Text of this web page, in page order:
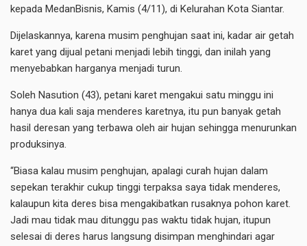
kepada MedanBisnis, Kamis (4/11), di Kelurahan Kota Siantar.
Dijelaskannya, karena musim penghujan saat ini, kadar air getah
karet yang dijual petani menjadi lebih tinggi, dan inilah yang
menyebabkan harganya menjadi turun.
Soleh Nasution (43), petani karet mengakui satu minggu ini
hanya dua kali saja menderes karetnya, itu pun banyak getah
hasil deresan yang terbawa oleh air hujan sehingga menurunkan
produksinya.
“Biasa kalau musim penghujan, apalagi curah hujan dalam
sepekan terakhir cukup tinggi terpaksa saya tidak menderes,
kalaupun kita deres bisa mengakibatkan rusaknya pohon karet.
Jadi mau tidak mau ditunggu pas waktu tidak hujan, itupun
selesai di deres harus langsung disimpan menghindari agar